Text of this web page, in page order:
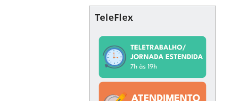
TeleFlex